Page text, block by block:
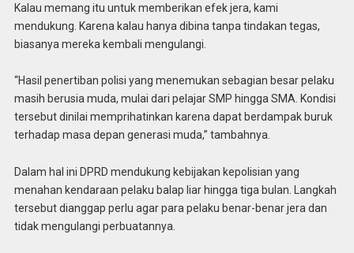
Kalau memang itu untuk memberikan efek jera, kami
mendukung. Karena kalau hanya dibina tanpa tindakan tegas,
biasanya mereka kembali mengulangi.
“Hasil penertiban polisi yang menemukan sebagian besar pelaku
masih berusia muda, mulai dari pelajar SMP hingga SMA. Kondisi
tersebut dinilai memprihatinkan karena dapat berdampak buruk
terhadap masa depan generasi muda,” tambahnya.
Dalam hal ini DPRD mendukung kebijakan kepolisian yang
menahan kendaraan pelaku balap liar hingga tiga bulan. Langkah
tersebut dianggap perlu agar para pelaku benar-benar jera dan
tidak mengulangi perbuatannya.